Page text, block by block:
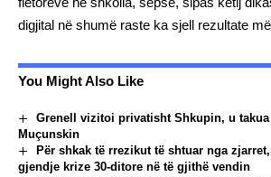
digjital në shumë raste ka sjell rezultate
You Might Also Like
Grenell vizitoi privatisht Shkupin, u
Muçunskin
Për shkak të rrezikut të shtuar nga zjarret,
gjendje krize 30-ditore në të gjithë vendin